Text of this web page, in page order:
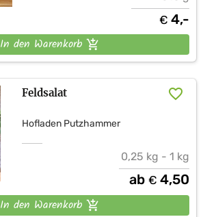
€ 4,-
In den Warenkorb
Feldsalat
Hofladen Putzhammer
0,25 kg - 1 kg
ab € 4,50
In den Warenkorb